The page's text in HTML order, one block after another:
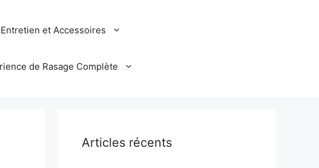
Entretien et Accessoires
de Rasage Complète
Articles récents